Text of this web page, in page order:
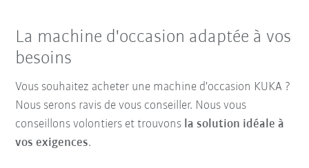
La machine d'occasion adaptée à vos
besoins
Vous souhaitez acheter une machine d'occasion KUKA ?
Nous serons ravis de vous conseiller. Nous vous
conseillons volontiers et trouvons la solution idéale à
vos exigences.